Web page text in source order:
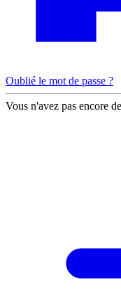
Oublié le mot de passe ?
Vous n'avez pas encore